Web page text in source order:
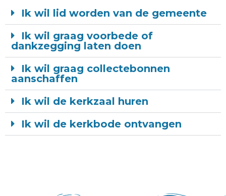
Ik wil lid worden van de gemeente
Ik wil graag voorbede of
dankzegging laten doen
Ik wil graag collectebonnen
aanschaffen
Ik wil de kerkzaal huren
Ik wil de kerkbode ontvangen